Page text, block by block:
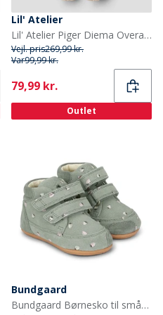
Lil' Atelier
Lil' Atelier Piger Diema Overall Oxford Tan
Vejl. pris269,99 kr.
Var99,99 kr.
Current
79,99 kr.
Outlet
Bundgaard
Bundgaard Børnesko til småBørn Strawberries